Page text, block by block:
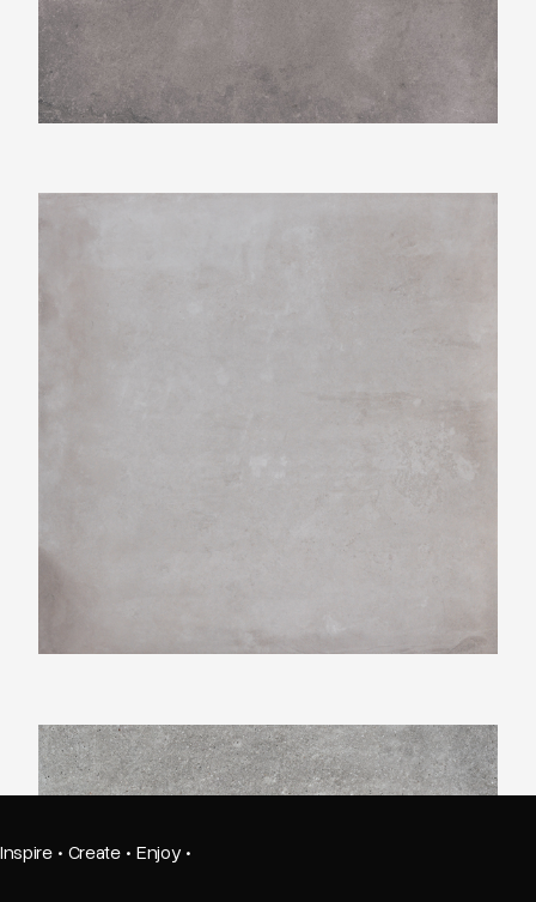
Beste Koop 600X600 Icon Silver
Beste Koop 750X750 Claire Cemento
Inspire · Create · Enjoy ·